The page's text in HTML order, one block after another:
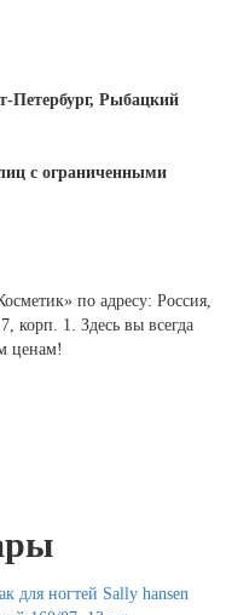
Петербург, Рыбацкий
с ограниченными
по адресу: Россия,
корп. 1. Здесь вы всегда
ценам!